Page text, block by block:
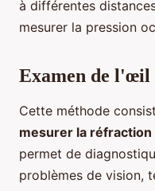
à différentes
mesurer la pression
Examen de l'œil
Cette méthode
mesurer la
permet de
problèmes de vision,